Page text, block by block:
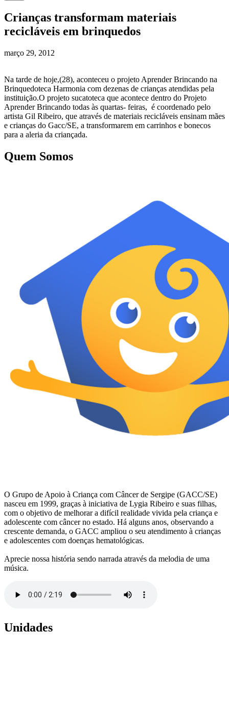
Crianças transformam materiais
recicláveis em brinquedos
março 29, 2012
Na tarde de hoje,(28), aconteceu o projeto Aprender Brincando na
Brinquedoteca Harmonia com dezenas de crianças atendidas pela
instituição.O projeto sucatoteca que acontece dentro do Projeto
Aprender Brincando todas às quartas- feiras, é coordenado pelo
artista Gil Ribeiro, que através de materiais recicláveis ensinam mães
e crianças do Gacc/SE, a transformarem em carrinhos e bonecos
para a aleria da criançada.
Quem Somos
O Grupo de Apoio à Criança com Câncer de Sergipe (GACC/SE)
nasceu em 1999, graças à iniciativa de Lygia Ribeiro e suas filhas,
com o objetivo de melhorar a difícil realidade vivida pela criança e
adolescente com câncer no estado. Há alguns anos, observando a
crescente demanda, o GACC ampliou o seu atendimento à crianças
e adolescentes com doenças hematológicas.
Aprecie nossa história sendo narrada através da melodia de uma
música.
Unidades